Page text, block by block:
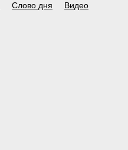
Слово дня Видео